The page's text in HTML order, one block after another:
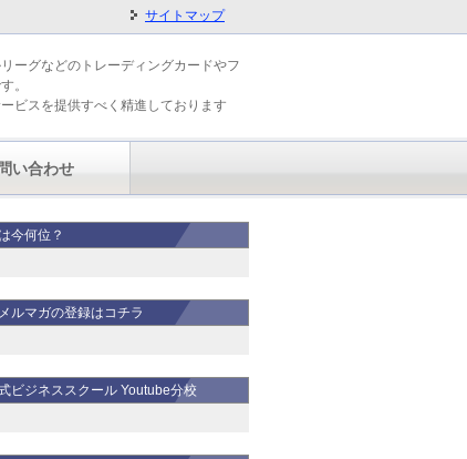
今何位？
ルマガの登録はコチラ
ビジネススクール Youtube分校
サイトマップ
ーグなどのトレーディングカードやフ
。
ビスを提供すべく精進しております
い合わせ